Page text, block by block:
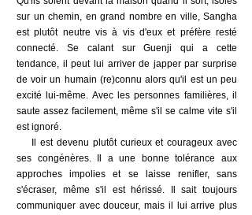
sur un chemin, en grand nombre en ville, Sangha
est plutôt neutre vis à vis d'eux et préfère resté
connecté. Se calant sur Guenji qui a cette
tendance, il peut lui arriver de japper par surprise
de voir un humain (re)connu alors qu'il est un peu
excité lui-même. Avec les personnes familières, il
saute assez facilement, même s'il se calme vite s'il
est ignoré.
Il est devenu plutôt curieux et courageux avec
ses congénères. Il a une bonne tolérance aux
approches impolies et se laisse renifler, sans
s'écraser, même s'il est hérissé. Il sait toujours
communiquer avec douceur, mais il lui arrive plus